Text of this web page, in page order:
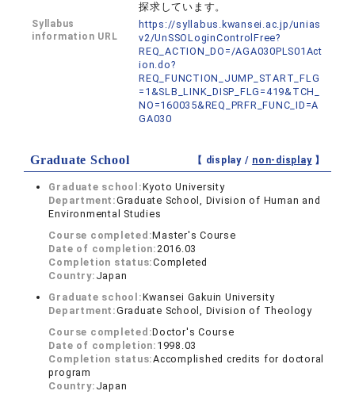
探求しています。
Syllabus
information URL
https://syllabus.kwansei.ac.jp/unias
v2/UnSSOLoginControlFree?
REQ_ACTION_DO=/AGA030PLS01Act
ion.do?
REQ_FUNCTION_JUMP_START_FLG
=1&SLB_LINK_DISP_FLG=419&TCH_
NO=160035&REQ_PRFR_FUNC_ID=A
GA030
Graduate School 【 display / non-display】
Graduate school:Kyoto University
Department:Graduate School, Division of Human and
Environmental Studies
Course completed:Master's Course
Date of completion:2016.03
Completion status:Completed
Country: Japan
Graduate school:Kwansei Gakuin University
Department:Graduate School, Division of Theology
Course completed:Doctor's Course
Date of completion: 1998.03
Completion status:Accomplished credits for doctoral
program
Country: Japan